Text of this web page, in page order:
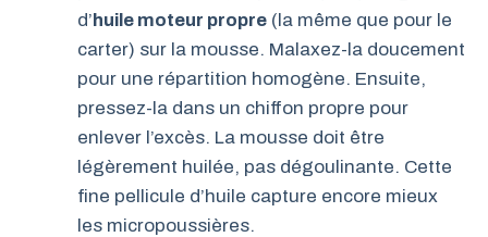
d’huile moteur propre (la même que pour le
carter) sur la mousse. Malaxez-la doucement
pour une répartition homogène. Ensuite,
pressez-la dans un chiffon propre pour
enlever l’excès. La mousse doit être
légèrement huilée, pas dégoulinante. Cette
fine pellicule d’huile capture encore mieux
les micropoussières.